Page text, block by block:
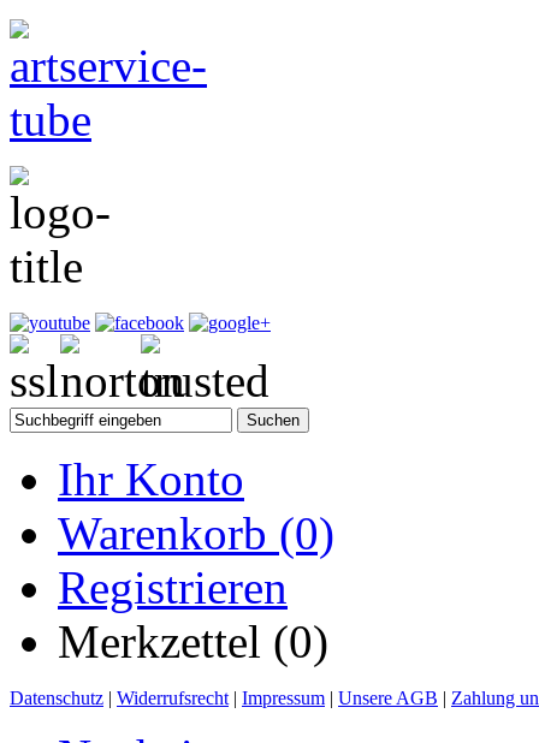
Ihr Konto
Warenkorb (0)
Registrieren
Merkzettel (0)
Datenschutz | Widerrufsrecht | Impressum | Unsere AGB | Zahlung